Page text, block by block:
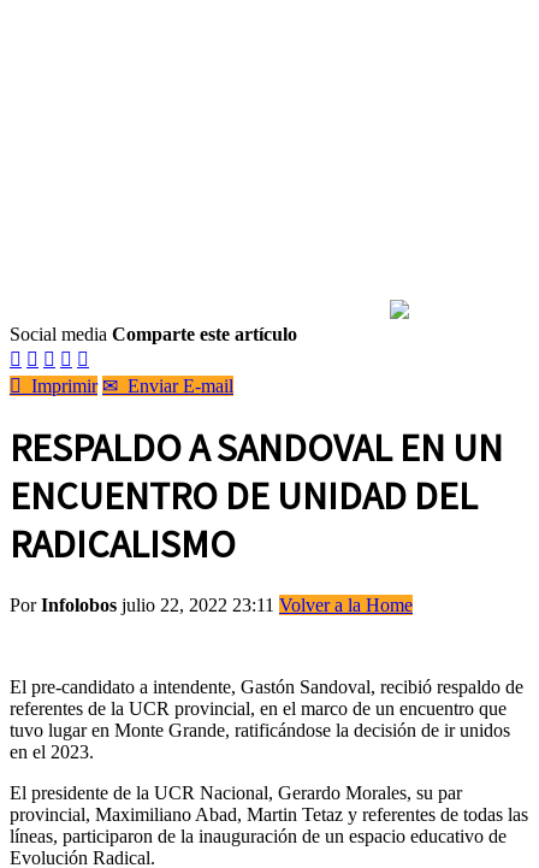
Social media Comparte este artículo
    
 Imprimir ✉ Enviar E-mail
RESPALDO A SANDOVAL EN UN
ENCUENTRO DE UNIDAD DEL
RADICALISMO
PorInfolobos julio 22, 2022 23:11 Volver a la Home
El pre-candidato a intendente, Gastón Sandoval, recibió respaldo de
referentes de la UCR provincial, en el marco de un encuentro que
tuvo lugar en Monte Grande, ratificándose la decisión de ir unidos
en el 2023.
El presidente de la UCR Nacional, Gerardo Morales, su par
provincial, Maximiliano Abad, Martin Tetaz y referentes de todas las
líneas, participaron de la inauguración de un espacio educativo de
Evolución Radical.